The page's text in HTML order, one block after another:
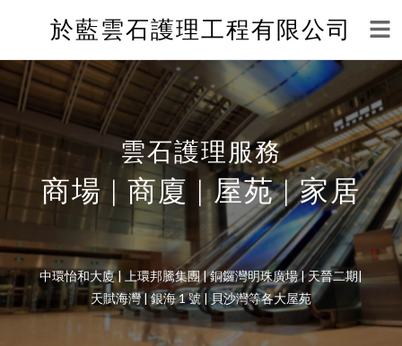
於藍雲石護理工程有限公司
雲石護理服務
商場 | 商廈 | 屋苑 | 家居
中環怡和大廈 | 上環邦騰集團 | 銅鑼灣明珠廣場 | 天晉二期|
天賦海灣 | 銀海 1 號 | ​貝沙灣等各大屋苑